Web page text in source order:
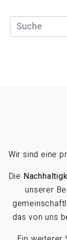
Wir sind eine
Die
unserer
das von uns